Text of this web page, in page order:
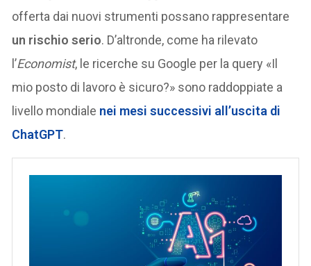
offerta dai nuovi strumenti possano rappresentare
un rischio serio. D’altronde, come ha rilevato
l’Economist, le ricerche su Google per la query «Il
mio posto di lavoro è sicuro?» sono raddoppiate a
livello mondiale nei mesi successivi all’uscita di
ChatGPT.